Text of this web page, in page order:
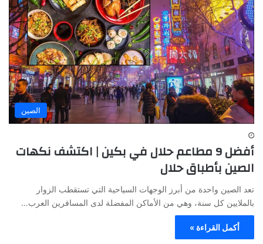
الصين
أفضل 9 مطاعم حلال في بكين | اكتشف نكهات
الصين بأطباق حلال
تعد الصين واحدة من أبرز الوجهات السياحية التي تستقطب الزوار
بالملايين كل سنة، وهي من الأماكن المفضلة لدى المسافرين العرب…
أكمل القراءة »